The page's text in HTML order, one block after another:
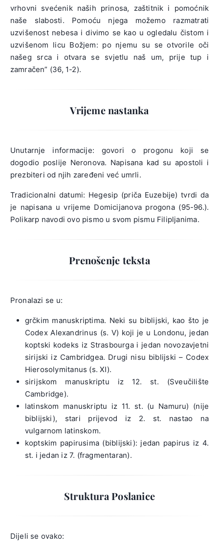
vrhovni svećenik naših prinosa, zaštitnik i pomoćnik
naše slabosti. Pomoću njega možemo razmatrati
uzvišenost nebesa i divimo se kao u ogledalu čistom i
uzvišenom licu Božjem: po njemu su se otvorile oči
našeg srca i otvara se svjetlu naš um, prije tup i
zamračen” (36, 1-2).
Vrijeme nastanka
Unutarnje informacije: govori o progonu koji se
dogodio poslije Neronova. Napisana kad su apostoli i
prezbiteri od njih zaređeni već umrli.
Tradicionalni datumi: Hegesip (priča Euzebije) tvrdi da
je napisana u vrijeme Domicijanova progona (95-96.).
Polikarp navodi ovo pismo u svom pismu Filipljanima.
Prenošenje teksta
Pronalazi se u:
grčkim manuskriptima. Neki su biblijski, kao što je
Codex Alexandrinus (s. V) koji je u Londonu, jedan
koptski kodeks iz Strasbourga i jedan novozavjetni
sirijski iz Cambridgea. Drugi nisu biblijski – Codex
Hierosolymitanus (s. XI).
sirijskom manuskriptu iz 12. st. (Sveučilište
Cambridge).
latinskom manuskriptu iz 11. st. (u Namuru) (nije
biblijski), stari prijevod iz 2. st. nastao na
vulgarnom latinskom.
koptskim papirusima (biblijski): jedan papirus iz 4.
st. i jedan iz 7. (fragmentaran).
Struktura Poslanice
Dijeli se ovako: